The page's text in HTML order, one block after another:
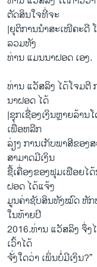
ຕັດສິນໃຈທີ່ຈະ
|ຍຸຕິການນຳສະເໜີຄະດີ
ລວມທັງ
ທ່ານ ແມນນາຝອດ ເອງ.
ທ່ານ ແວັສລິງ ໄດ້ໂຈມຕີ
ນາຝອດ ໄດ້
|ຊຸກເຊື່ອງເງິນຫຼາຍລ້ານ
ເພື່ອຫລີກ
ລ່ຽງ ການເກັບພາສີຂອ
ສາມາດມີເງິນ
ຊື້ເຄື່ອງຂອງຟຸມເຟືອຍໄ
ຝອດ ໄດ້ແຈ້ງ
ມູນຄ່າຊັບສິນທັງໝົດ ຫັກ
ໃນທ້າຍປີ
2016.ທ່ານ ແວັສລິງ ຈຶ່
ເວົ້າໄດ້
ຈັ່ງໃດວ່າ ເພິ່ນບໍ່ມີເງິນ?”